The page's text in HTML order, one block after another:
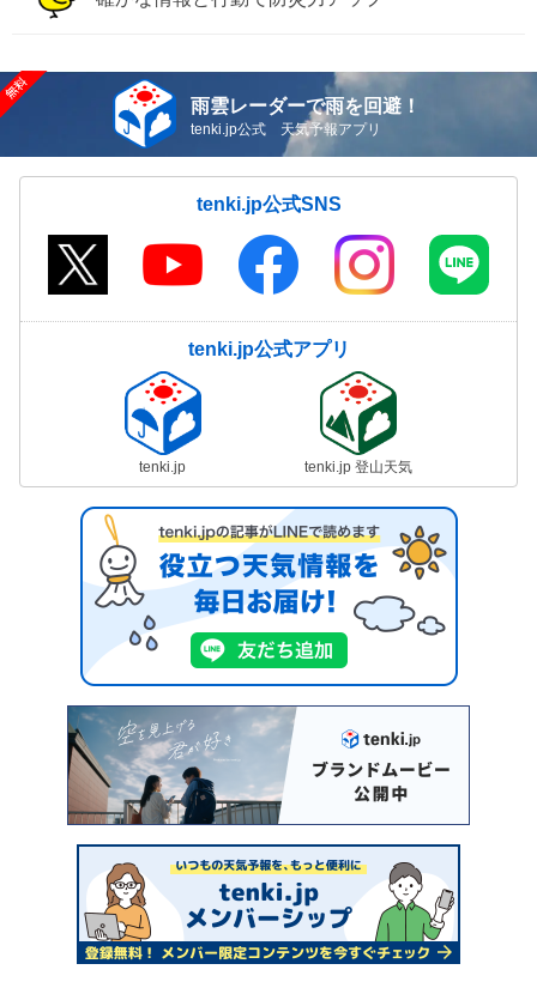
雨雲レーダーで雨を回避！
tenki.jp公式 天気予報アプリ
tenki.jp公式SNS
tenki.jp公式アプリ
tenki.jp tenki.jp 登山天気